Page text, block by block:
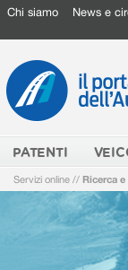
Chi siamo News e
PATENTI
Servizi online // Ricerca